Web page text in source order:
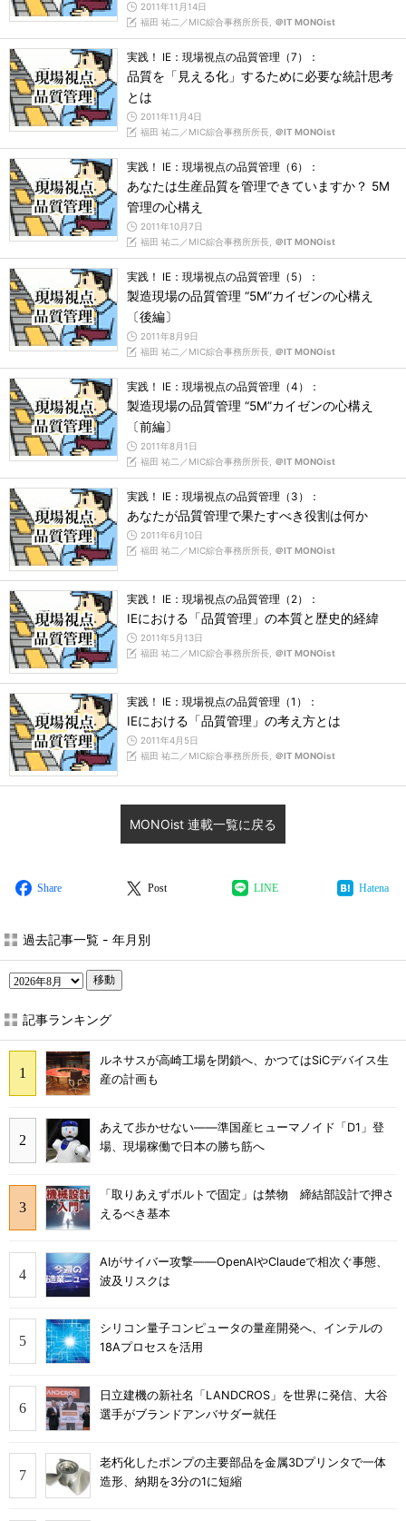
2011年11月14日
福田 祐二／MIC綜合事務所所長, ＠IT MONOist
実践！ IE：現場視点の品質管理（7）：
品質を「見える化」するために必要な統計思考
とは
2011年11月4日
福田 祐二／MIC綜合事務所所長, ＠IT MONOist
実践！ IE：現場視点の品質管理（6）：
あなたは生産品質を管理できていますか？ 5M
管理の心構え
2011年10月7日
福田 祐二／MIC綜合事務所所長, ＠IT MONOist
実践！ IE：現場視点の品質管理（5）：
製造現場の品質管理 “5M”カイゼンの心構え
〔後編〕
2011年8月9日
福田 祐二／MIC綜合事務所所長, ＠IT MONOist
実践！ IE：現場視点の品質管理（4）：
製造現場の品質管理 “5M”カイゼンの心構え
〔前編〕
2011年8月1日
福田 祐二／MIC綜合事務所所長, ＠IT MONOist
実践！ IE：現場視点の品質管理（3）：
あなたが品質管理で果たすべき役割は何か
2011年6月10日
福田 祐二／MIC綜合事務所所長, ＠IT MONOist
実践！ IE：現場視点の品質管理（2）：
IEにおける「品質管理」の本質と歴史的経緯
2011年5月13日
福田 祐二／MIC綜合事務所所長, ＠IT MONOist
実践！ IE：現場視点の品質管理（1）：
IEにおける「品質管理」の考え方とは
2011年4月5日
福田 祐二／MIC綜合事務所所長, ＠IT MONOist
MONOist 連載一覧に戻る
Share Post LINE Hatena
過去記事一覧 - 年月別
移動
記事ランキング
ルネサスが高崎工場を閉鎖へ、かつてはSiCデバイス生
産の計画も
あえて歩かせない――準国産ヒューマノイド「D1」登
場、現場稼働で日本の勝ち筋へ
「取りあえずボルトで固定」は禁物 締結部設計で押さ
えるべき基本
AIがサイバー攻撃――OpenAIやClaudeで相次ぐ事態、
波及リスクは
シリコン量子コンピュータの量産開発へ、インテルの
18Aプロセスを活用
日立建機の新社名「LANDCROS」を世界に発信、大谷
選手がブランドアンバサダー就任
老朽化したポンプの主要部品を金属3Dプリンタで一体
造形、納期を3分の1に短縮